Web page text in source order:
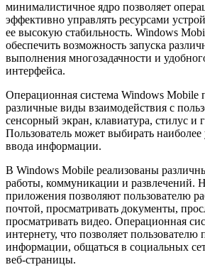
минималистичное ядро позволяет
эффективно управлять ресурсами
ее высокую стабильность. Windows
обеспечить возможность запуска
выполнения многозадачности и
интерфейса.
Операционная система Windows Mobile
различные виды взаимодействия с
сенсорный экран, клавиатура, стилус и
Пользователь может выбирать
ввода информации.
В Windows Mobile реализованы
работы, коммуникации и развлечений.
приложения позволяют пользователю
почтой, просматривать документы,
просматривать видео. Операционная
интернету, что позволяет пользователю
информации, общаться в социальных
веб-страницы.